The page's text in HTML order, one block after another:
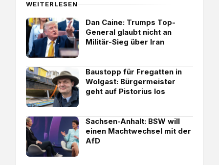
WEITERLESEN
Dan Caine: Trumps Top-
General glaubt nicht an
Militär-Sieg über Iran
Baustopp für Fregatten in
Wolgast: Bürgermeister
geht auf Pistorius los
Sachsen-Anhalt: BSW will
einen Machtwechsel mit der
AfD